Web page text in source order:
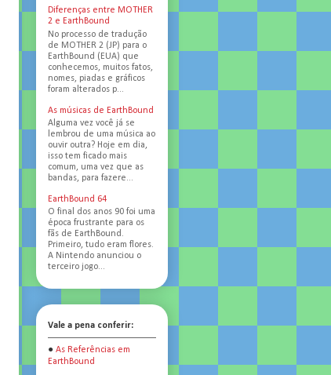
Diferenças entre MOTHER
2 e EarthBound
No processo de tradução
de MOTHER 2 (JP) para o
EarthBound (EUA) que
conhecemos, muitos fatos,
nomes, piadas e gráficos
foram alterados p...
As músicas de EarthBound
Alguma vez você já se
lembrou de uma música ao
ouvir outra? Hoje em dia,
isso tem ficado mais
comum, uma vez que as
bandas, para fazere...
EarthBound 64
O final dos anos 90 foi uma
época frustrante para os
fãs de EarthBound.
Primeiro, tudo eram flores.
A Nintendo anunciou o
terceiro jogo...
Vale a pena conferir:
● As Referências em
EarthBound